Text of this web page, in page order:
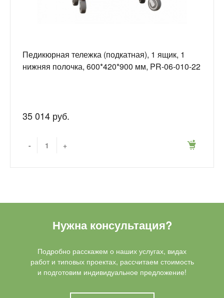
Педикюрная тележка (подкатная), 1 ящик, 1
нижняя полочка, 600*420*900 мм, PR-06-010-22
35 014 руб.
- +
Нужна консультация?
Подробно расскажем о наших услугах, видах
работ и типовых проектах, рассчитаем стоимость
и подготовим индивидуальное предложение!